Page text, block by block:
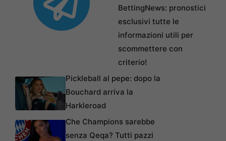
BettingNews: pronostici
esclusivi tutte le
informazioni utili per
scommettere con
criterio!
Pickleball al pepe: dopo la
Bouchard arriva la
Harkleroad
Che Champions sarebbe
senza Qeqa? Tutti pazzi